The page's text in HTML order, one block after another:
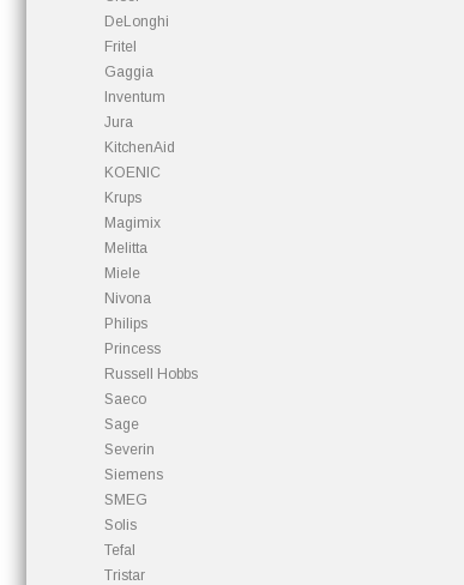
DeLonghi
Fritel
Gaggia
Inventum
Jura
KitchenAid
KOENIC
Krups
Magimix
Melitta
Miele
Nivona
Philips
Princess
Russell Hobbs
Saeco
Sage
Severin
Siemens
SMEG
Solis
Tefal
Tristar